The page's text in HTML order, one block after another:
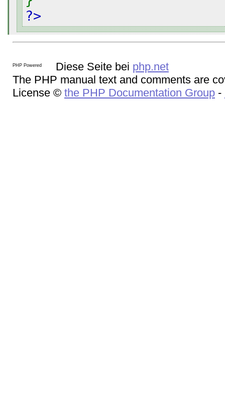
?>
Diese Seite bei php.net
The PHP manual text and comments are
License © the PHP Documentation Group -